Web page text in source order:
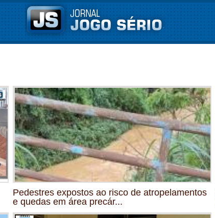
Pedestres expostos ao risco de atropelamentos
e quedas em área precár...